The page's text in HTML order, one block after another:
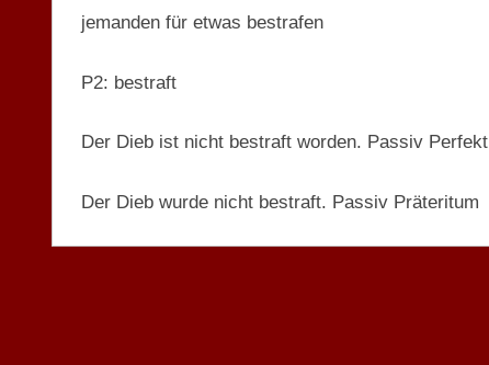
jemanden für etwas bestrafen
P2: bestraft
Der Dieb ist nicht bestraft worden. Passiv Perfekt
Der Dieb wurde nicht bestraft. Passiv Präteritum